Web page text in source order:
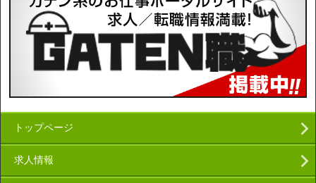
トップページ
求人情報